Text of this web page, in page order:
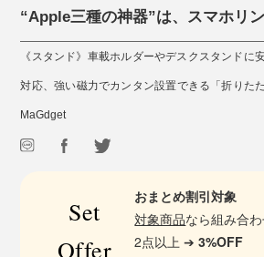
“Apple三種の神器”は、スマホリ
《スタンド》車載ホルダーやデスクスタンドに
対応、強い磁力でカンタン設置できる「折りた
MaGdget
Set
Offer
おまとめ割引対象
対象商品なら組み合わ
2点以上 ➔3%OFF